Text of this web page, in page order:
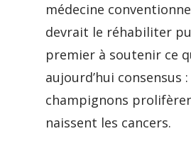
médecine
devrait le réhabiliter
premier à soutenir ce
aujourd’hui consensus :
champignons
naissent les cancers.